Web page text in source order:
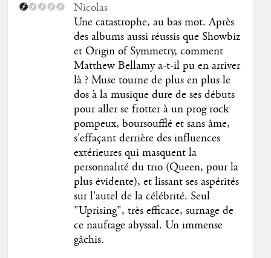
Nicolas
Une catastrophe, au bas mot. Après
des albums aussi réussis que Showbiz
et Origin of Symmetry, comment
Matthew Bellamy a-t-il pu en arriver
là ? Muse tourne de plus en plus le
dos à la musique dure de ses débuts
pour aller se frotter à un prog rock
pompeux, boursoufflé et sans âme,
s'effaçant derrière des influences
extérieures qui masquent la
personnalité du trio (Queen, pour la
plus évidente), et lissant ses aspérités
sur l'autel de la célébrité. Seul
"Uprising", très efficace, surnage de
ce naufrage abyssal. Un immense
gâchis.